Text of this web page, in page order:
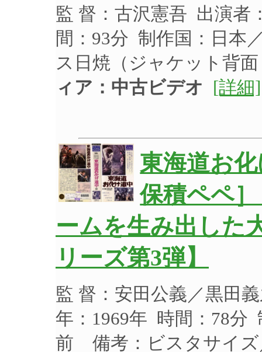
監 督：古沢憲吾 出演者
間：93分 制作国：日本
ス日焼（ジャケット背
ィア：中古ビデオ [詳細]
東海道お
保積ペペ
ームを生み出した
リーズ第3弾】
監 督：安田公義／黒田
年：1969年 時間：78分
前 備考：ビスタサイズ